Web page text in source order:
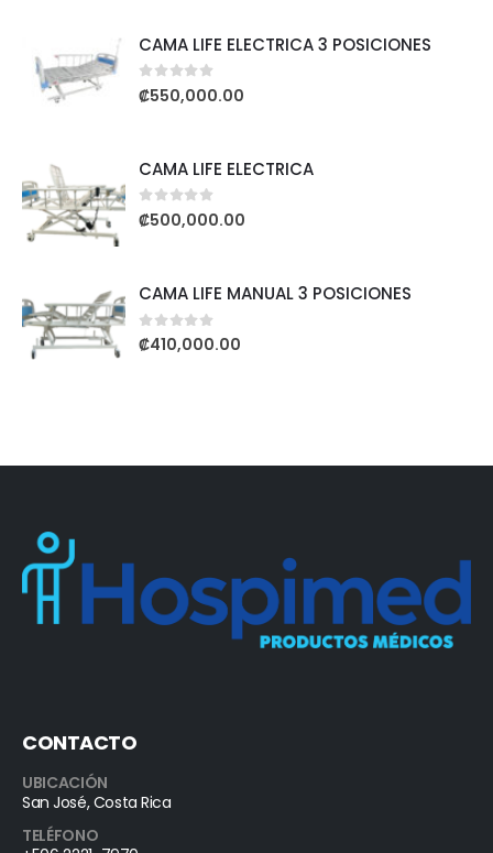
CAMA LIFE ELECTRICA 3 POSICIONES
0out of 5
₡550,000.00
CAMA LIFE ELECTRICA
0out of 5
₡500,000.00
CAMA LIFE MANUAL 3 POSICIONES
0out of 5
₡410,000.00
CONTACTO
UBICACIÓN
San José, Costa Rica
TELÉFONO